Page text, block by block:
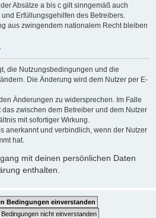
Absätze a bis c gilt sinngemäß auch
Erfüllungsgehilfen des Betreibers.
aus zwingendem nationalem Recht bleiben
die Nutzungsbedingungen und die
Die Änderung wird dem Nutzer per E-
Änderungen zu widersprechen. Im Falle
zwischen dem Betreiber und dem Nutzer
mit sofortiger Wirkung.
anerkannt und verbindlich, wenn der Nutzer
hat.
mit deinen persönlichen Daten
enthalten.